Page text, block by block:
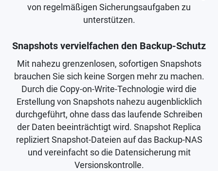
von regelmäßigen Sicherungsaufgaben zu
unterstützen.
Snapshots vervielfachen den Backup-Schutz
Mit nahezu grenzenlosen, sofortigen Snapshots
brauchen Sie sich keine Sorgen mehr zu machen.
Durch die Copy-on-Write-Technologie wird die
Erstellung von Snapshots nahezu augenblicklich
durchgeführt, ohne dass das laufende Schreiben
der Daten beeinträchtigt wird. Snapshot Replica
repliziert Snapshot-Dateien auf das Backup-NAS
und vereinfacht so die Datensicherung mit
Versionskontrolle.